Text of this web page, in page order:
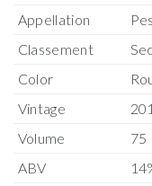
Appellation
Classement
Color
Vintage
Volume
75
ABV